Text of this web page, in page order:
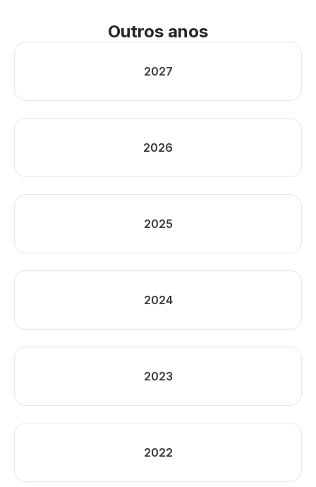
Outros anos
2027
2026
2025
2024
2023
2022